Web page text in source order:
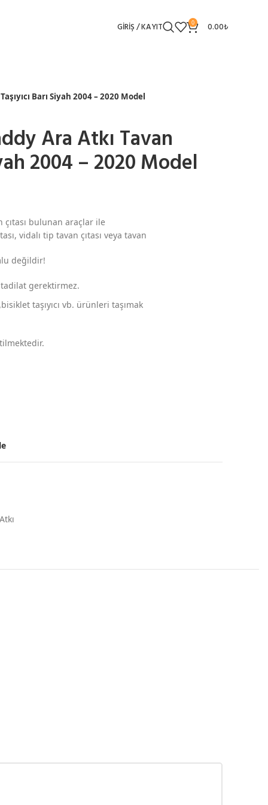
GIRIŞ / KAYIT 0 0.00₺
Barı Siyah 2004 – 2020 Model
Ara Atkı Tavan
2004 – 2020 Model
bulunan araçlar ile
vidalı tip tavan çıtası veya tavan
değildir!
gerektirmez.
taşıyıcı vb. ürünleri taşımak